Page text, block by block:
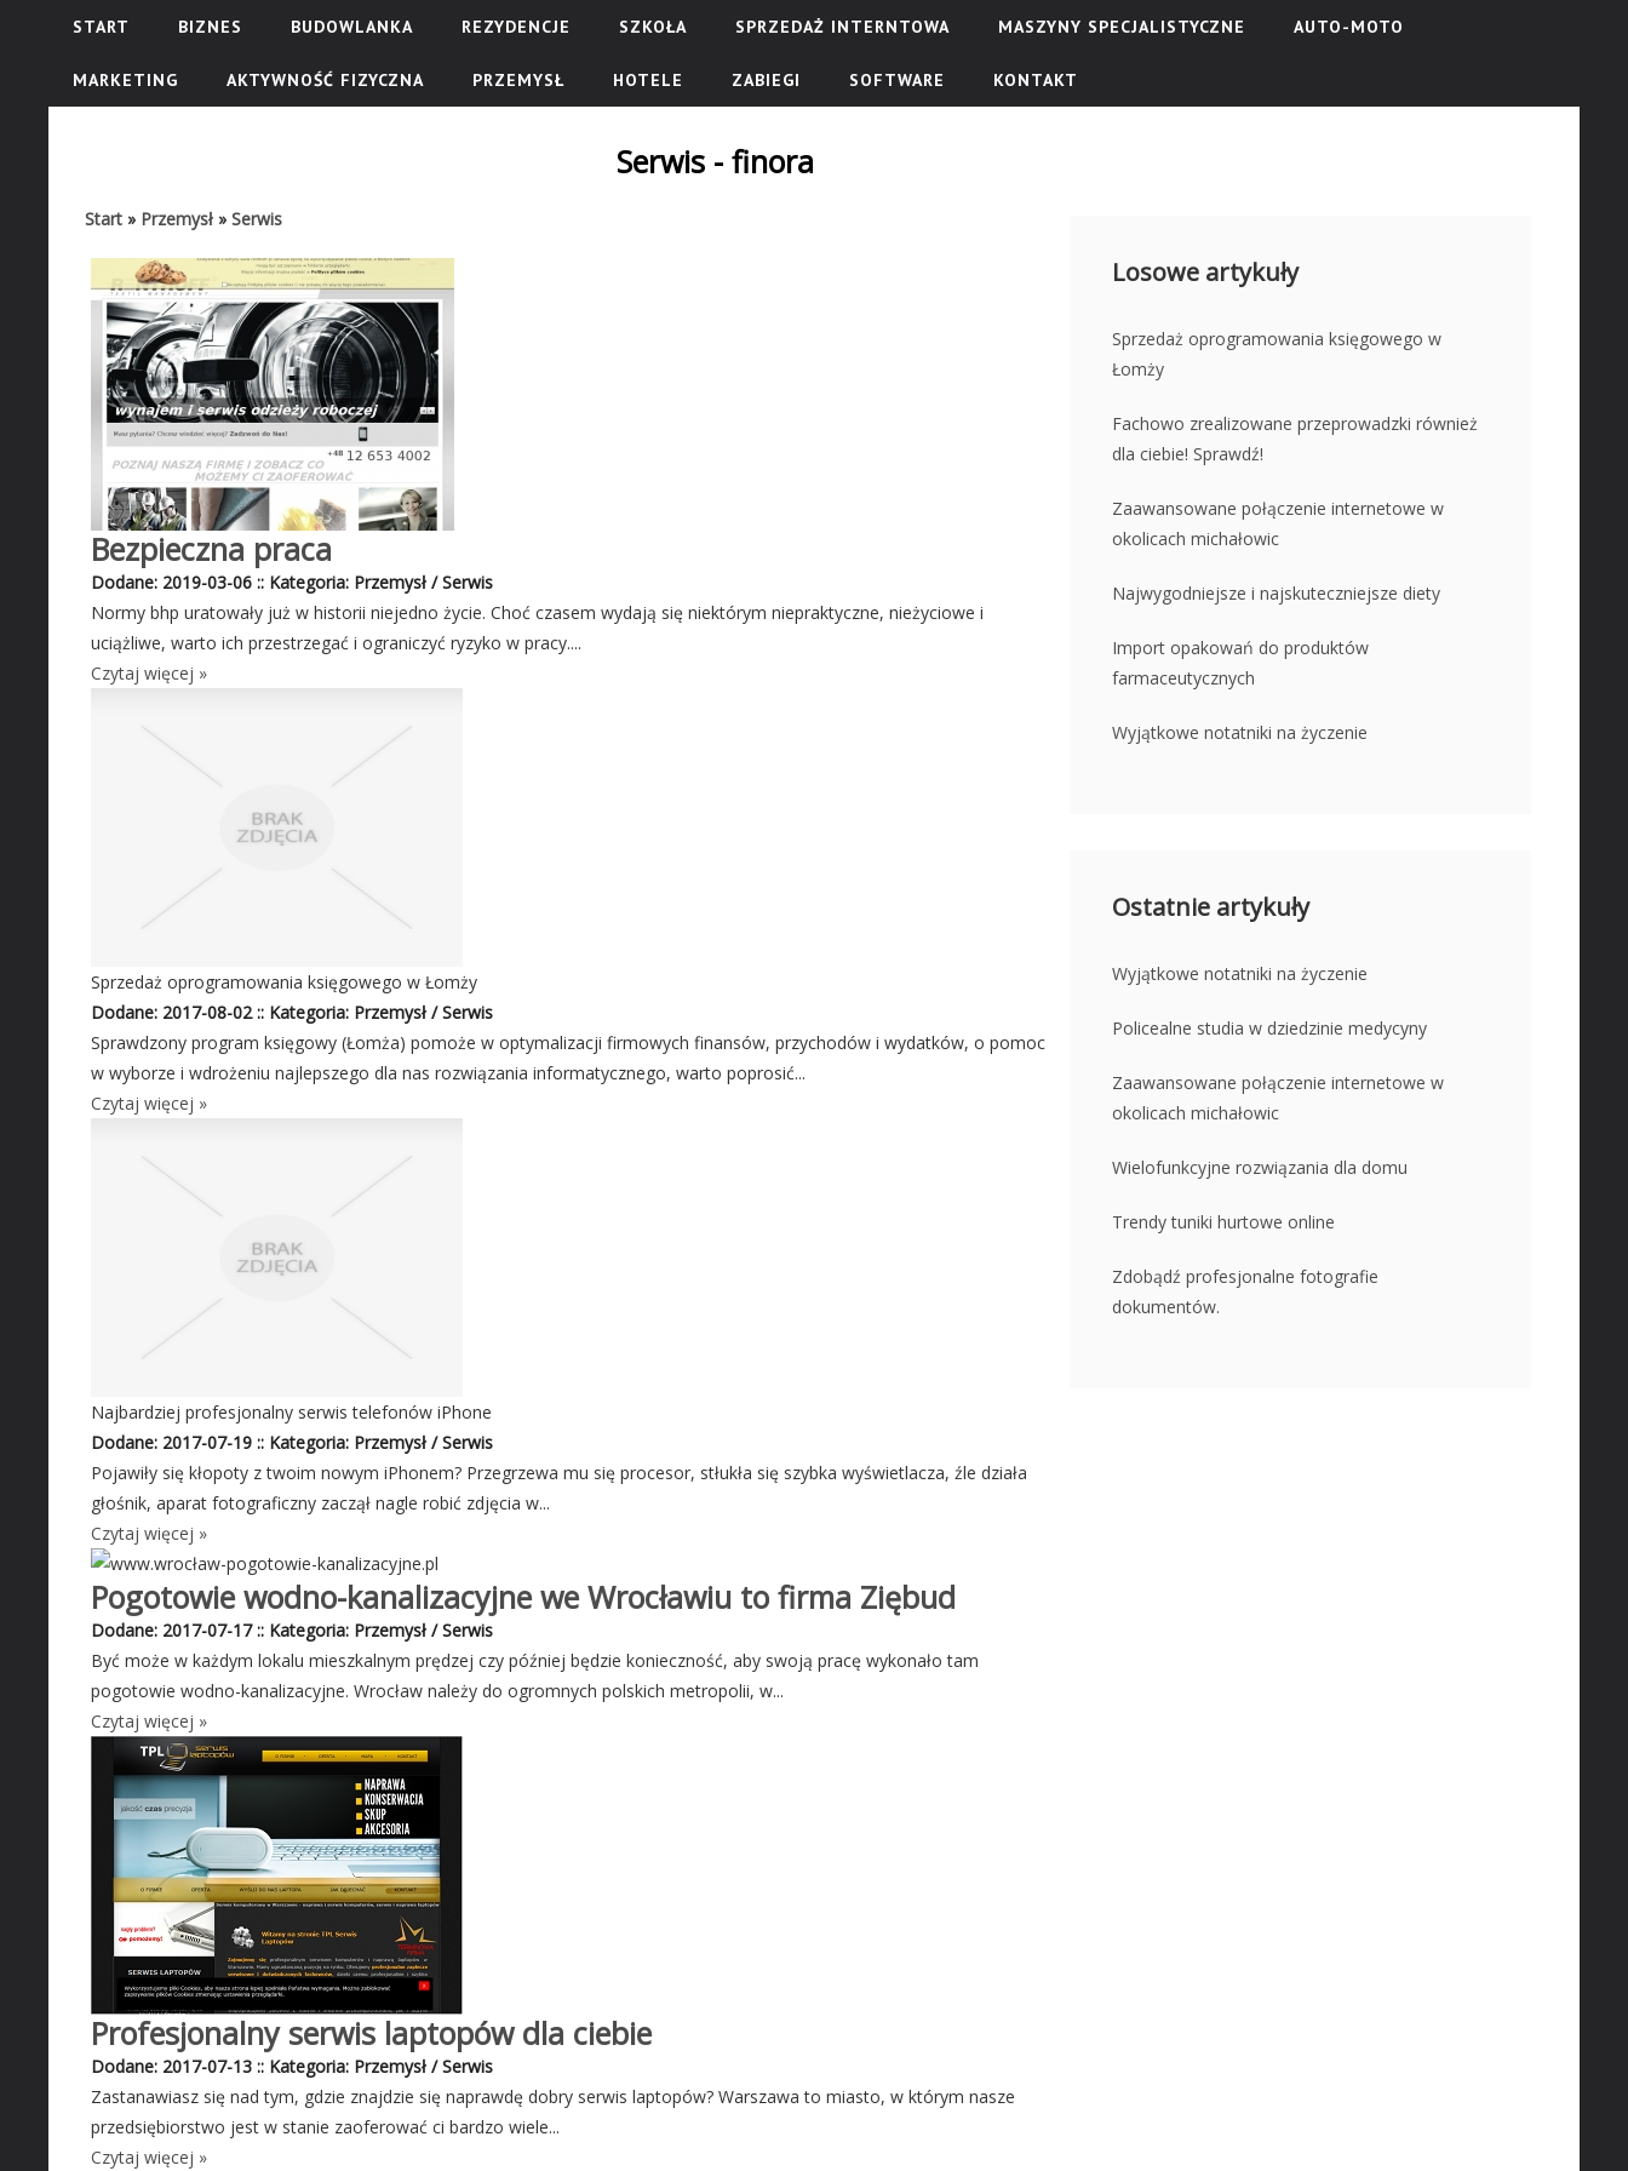
START BIZNES BUDOWLANKA REZYDENCJE SZKOŁA SPRZEDAŻ INTERNTOWA MASZYNY SPECJALISTYCZNE AUTO-MOTO
MARKETING AKTYWNOŚĆ FIZYCZNA PRZEMYSŁ HOTELE ZABIEGI SOFTWARE KONTAKT
Serwis - finora
Start » Przemysł » Serwis
Bezpieczna praca
Dodane: 2019-03-06 :: Kategoria: Przemysł / Serwis
Normy bhp uratowały już w historii niejedno życie. Choć czasem wydają się niektórym niepraktyczne, nieżyciowe i
uciążliwe, warto ich przestrzegać i ograniczyć ryzyko w pracy....
Czytaj więcej »
Sprzedaż oprogramowania księgowego w Łomży
Dodane: 2017-08-02 :: Kategoria: Przemysł / Serwis
Sprawdzony program księgowy (Łomża) pomoże w optymalizacji firmowych finansów, przychodów i wydatków, o pomoc
w wyborze i wdrożeniu najlepszego dla nas rozwiązania informatycznego, warto poprosić...
Czytaj więcej »
Najbardziej profesjonalny serwis telefonów iPhone
Dodane: 2017-07-19 :: Kategoria: Przemysł / Serwis
Pojawiły się kłopoty z twoim nowym iPhonem? Przegrzewa mu się procesor, stłukła się szybka wyświetlacza, źle działa
głośnik, aparat fotograficzny zaczął nagle robić zdjęcia w...
Czytaj więcej »
Pogotowie wodno-kanalizacyjne we Wrocławiu to firma Ziębud
Dodane: 2017-07-17 :: Kategoria: Przemysł / Serwis
Być może w każdym lokalu mieszkalnym prędzej czy później będzie konieczność, aby swoją pracę wykonało tam
pogotowie wodno-kanalizacyjne. Wrocław należy do ogromnych polskich metropolii, w...
Czytaj więcej »
Profesjonalny serwis laptopów dla ciebie
Dodane: 2017-07-13 :: Kategoria: Przemysł / Serwis
Zastanawiasz się nad tym, gdzie znajdzie się naprawdę dobry serwis laptopów? Warszawa to miasto, w którym nasze
przedsiębiorstwo jest w stanie zaoferować ci bardzo wiele...
Czytaj więcej »
Losowe artykuły
Sprzedaż oprogramowania księgowego w
Łomży
Fachowo zrealizowane przeprowadzki również
dla ciebie! Sprawdź!
Zaawansowane połączenie internetowe w
okolicach michałowic
Najwygodniejsze i najskuteczniejsze diety
Import opakowań do produktów
farmaceutycznych
Wyjątkowe notatniki na życzenie
Ostatnie artykuły
Wyjątkowe notatniki na życzenie
Policealne studia w dziedzinie medycyny
Zaawansowane połączenie internetowe w
okolicach michałowic
Wielofunkcyjne rozwiązania dla domu
Trendy tuniki hurtowe online
Zdobądź profesjonalne fotografie
dokumentów.